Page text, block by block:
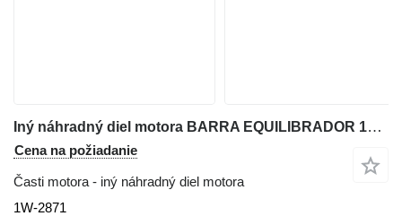
Iný náhradný diel motora BARRA EQUILIBRADOR 1W-2871 na buldozéra Caterpillar 963
Cena na požiadanie
Časti motora - iný náhradný diel motora
1W-2871